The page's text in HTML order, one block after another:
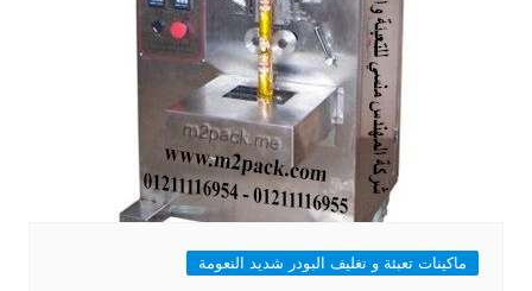
ماكينات تعبئة و تغليف البودر شديد النعومة